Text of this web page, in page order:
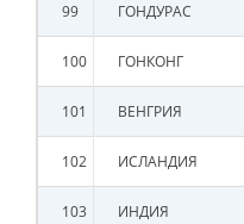
99 ГОНДУРАС
100 ГОНКОНГ
101 ВЕНГРИЯ
102 ИСЛАНДИЯ
103 ИНДИЯ